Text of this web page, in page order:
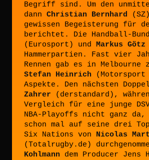
Begriff sind. Um den
dann Christian Bernhard
gewissen Begeisterung für
berichtet. Die Handball-
(Eurosport) und Markus Götz
Hammerpartien. Fast vier
Rennen gab es in Melbourne
Stefan Heinrich (Motorsport
Aspekte. Den nächsten
Zahrer (derstandard),
Vergleich für eine junge
NBA-Playoffs nicht ganz da,
schon mal auf seine drei
Six Nations von Nicolas
(Totalrugby.de)
Kohlmann dem Producer